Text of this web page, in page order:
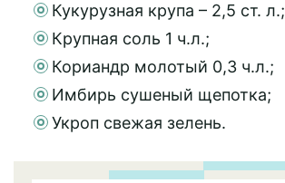
Кукурузная крупа – 2,5 ст. л.;
Крупная соль 1 ч.л.;
Кориандр молотый 0,3 ч.л.;
Имбирь сушеный щепотка;
Укроп свежая зелень.